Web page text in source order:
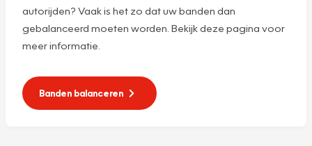
autorijden? Vaak is het zo dat uw banden dan
gebalanceerd moeten worden. Bekijk deze pagina voor
meer informatie.
Banden balanceren